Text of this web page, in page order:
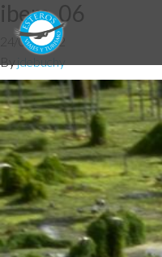
ibera_06
24/07/2012
Byjdebuchy